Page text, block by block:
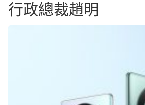
行政總裁趙明